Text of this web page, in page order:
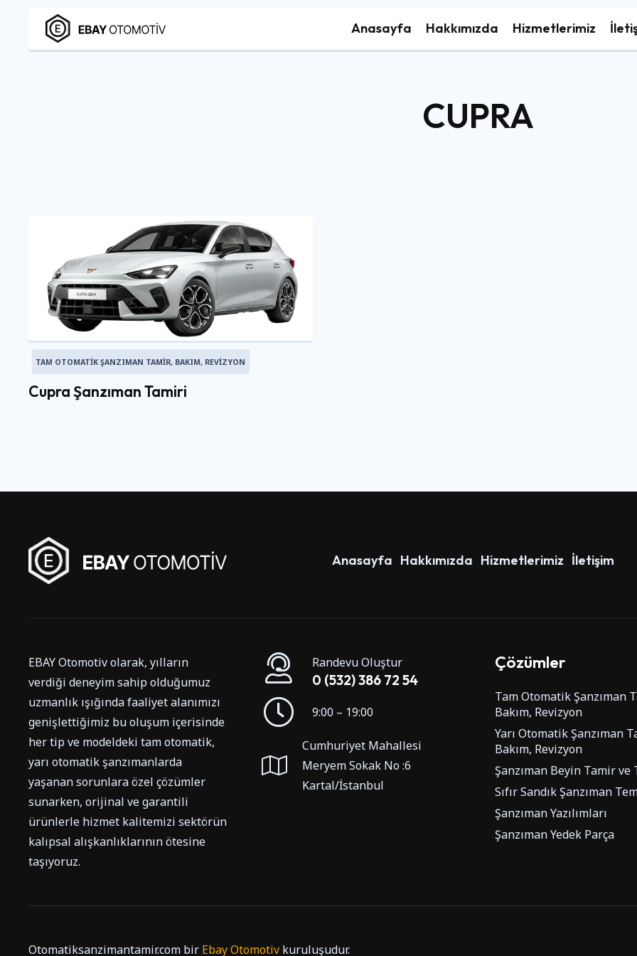
Anasayfa Hakkımızda Hizmetlerimiz
CUPRA
TAM OTOMATIK ŞANZIMAN TAMIR, BAKIM, REVIZYON
Cupra Şanzıman Tamiri
Anasayfa Hakkımızda Hizmetlerimiz İletişim
EBAY Otomotiv olarak, yılların
verdiği deneyim sahip olduğumuz
uzmanlık ışığında faaliyet alanımızı
genişlettiğimiz bu oluşum içerisinde
her tip ve modeldeki tam otomatik,
yarı otomatik şanzımanlarda
yaşanan sorunlara özel çözümler
sunarken, orijinal ve garantili
ürünlerle hizmet kalitemizi sektörün
kalıpsal alışkanlıklarının ötesine
taşıyoruz.
Randevu Oluştur
0 (532) 386 72 54
9:00 – 19:00
Cumhuriyet Mahallesi
Meryem Sokak No :6
Kartal/İstanbul
Çözümler
Tam Otomatik Şanzıman
Bakım, Revizyon
Yarı Otomatik Şanzıman
Bakım, Revizyon
Şanzıman Beyin Tamir ve
Sıfır Sandık Şanzıman
Şanzıman Yazılımları
Şanzıman Yedek Parça
Otomatiksanzimantamir.com bir Ebay Otomotiv kuruluşudur.